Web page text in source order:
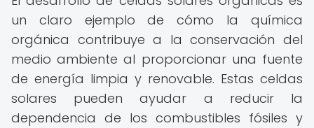
un claro ejemplo de cómo la química
orgánica contribuye a la conservación del
medio ambiente al proporcionar una fuente
de energía limpia y renovable. Estas celdas
solares pueden ayudar a reducir la
dependencia de los combustibles fósiles y